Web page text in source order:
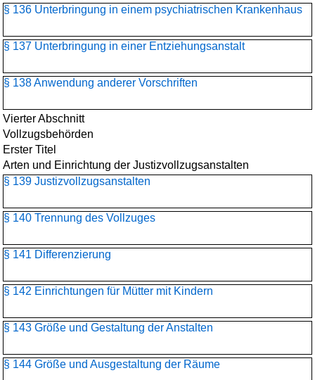
§ 136 Unterbringung in einem psychiatrischen Krankenhaus
§ 137 Unterbringung in einer Entziehungsanstalt
§ 138 Anwendung anderer Vorschriften
Vierter Abschnitt
Vollzugsbehörden
Erster Titel
Arten und Einrichtung der Justizvollzugsanstalten
§ 139 Justizvollzugsanstalten
§ 140 Trennung des Vollzuges
§ 141 Differenzierung
§ 142 Einrichtungen für Mütter mit Kindern
§ 143 Größe und Gestaltung der Anstalten
§ 144 Größe und Ausgestaltung der Räume